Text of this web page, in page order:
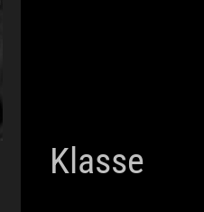
Klasse